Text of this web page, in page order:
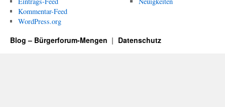
Kommentar-Feed
WordPress.org
Blog – Bürgerforum-Mengen Datenschutz